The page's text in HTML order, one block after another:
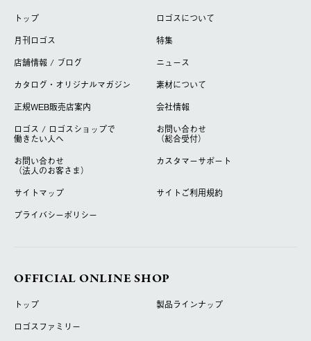
トップ
ロゴスについて
月刊ロゴス
特集
店舗情報 / ブログ
ニュース
カタログ・オリジナルマガジン
素材について
正規WEB販売店案内
会社情報
ロゴス / ロゴスショップで
働きたい人へ
お問い合わせ
（総合受付）
お問い合わせ
（法人のお客さま）
カスタマーサポート
サイトマップ
サイトご利用規約
プライバシーポリシー
OFFICIAL ONLINE SHOP
トップ
製品ラインナップ
ロゴスファミリー